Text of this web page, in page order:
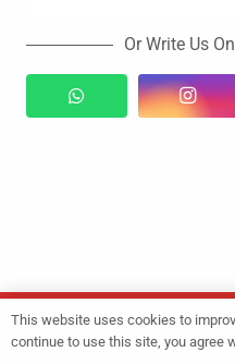
Or Write Us
StartTraining
This website uses cookies to
continue to use this site, you agree